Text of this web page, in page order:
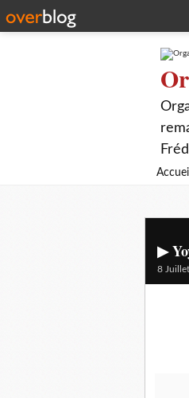
Accueil
▶
8